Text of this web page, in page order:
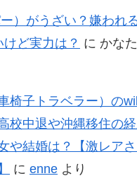
）がうざい？嫌われ
ど実力は？ に かな
椅子トラベラー）の
校中退や沖縄移住の
や結婚は？【激レア
に enne より